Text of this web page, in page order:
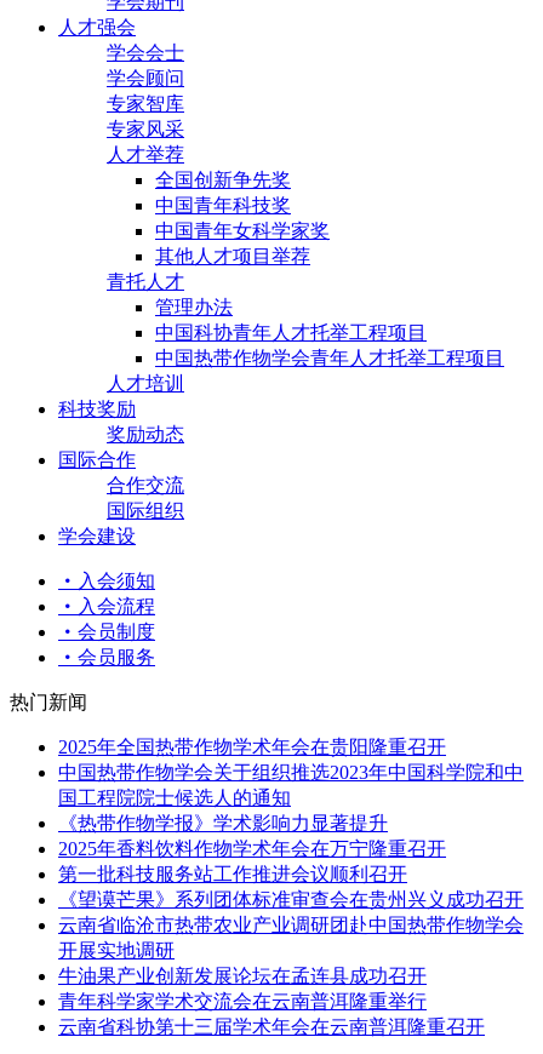
人才强会
学会会士
学会顾问
专家智库
专家风采
人才举荐
全国创新争先奖
中国青年科技奖
中国青年女科学家奖
其他人才项目举荐
青托人才
管理办法
中国科协青年人才托举工程项目
中国热带作物学会青年人才托举工程项目
人才培训
科技奖励
奖励动态
国际合作
合作交流
国际组织
学会建设
入会须知
入会流程
会员制度
会员服务
热门新闻
2025年全国热带作物学术年会在贵阳隆重召开
中国热带作物学会关于组织推选2023年中国科学院和中
国工程院院士候选人的通知
《热带作物学报》学术影响力显著提升
2025年香料饮料作物学术年会在万宁隆重召开
第一批科技服务站工作推进会议顺利召开
《望谟芒果》系列团体标准审查会在贵州兴义成功召开
云南省临沧市热带农业产业调研团赴中国热带作物学会
开展实地调研
牛油果产业创新发展论坛在孟连县成功召开
青年科学家学术交流会在云南普洱隆重举行
云南省科协第十三届学术年会在云南普洱隆重召开